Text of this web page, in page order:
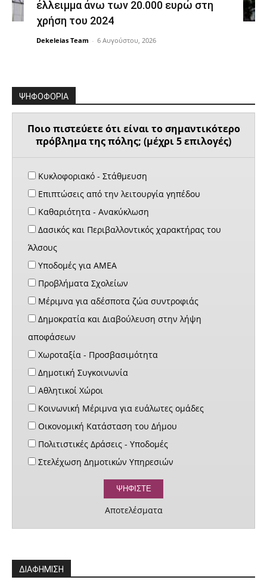
έλλειμμα άνω των 20.000 ευρώ στη
χρήση του 2024
Dekeleias Team - 6 Αυγούστου, 2026
ΨΗΦΟΦΟΡΙΑ
Ποιο πιστεύετε ότι είναι το σημαντικότερο
πρόβλημα της πόλης; (μέχρι 5 επιλογές)
Κυκλοφοριακό - Στάθμευση
Επιπτώσεις από την λειτουργία γηπέδου
Καθαριότητα - Ανακύκλωση
Δασικός και Περιβαλλοντικός χαρακτήρας του
Άλσους
Υποδομές για ΑΜΕΑ
Προβλήματα Σχολείων
Μέριμνα για αδέσποτα ζώα συντροφιάς
Δημοκρατία και Διαβούλευση στην λήψη
αποφάσεων
Χωροταξία - Προσβασιμότητα
Δημοτική Συγκοινωνία
Αθλητικοί Χώροι
Κοινωνική Μέριμνα για ευάλωτες ομάδες
Οικονομική Κατάσταση του Δήμου
Πολιτιστικές Δράσεις - Υποδομές
Στελέχωση Δημοτικών Υπηρεσιών
Αποτελέσματα
ΔΙΑΦΗΜΙΣΗ